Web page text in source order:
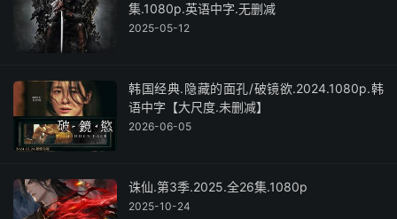
集.1080p.英语中字.无删减
2025-05-12
韩国经典.隐藏的面孔/破镜欲.2024.1080p.韩
语中字【大尺度.未删减】
2026-06-05
诛仙.第3季.2025.全26集.1080p
2025-10-24